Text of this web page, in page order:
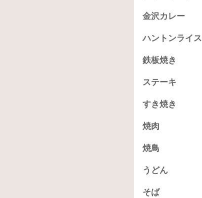
金沢カレー
ハントンライス
鉄板焼き
ステーキ
すき焼き
焼肉
焼鳥
うどん
そば